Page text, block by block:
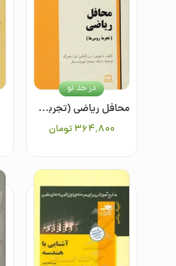
محافل ریاضی (تجربه روس‌ها)
۳۶۴٬۸۰۰ تومان
در حد نو